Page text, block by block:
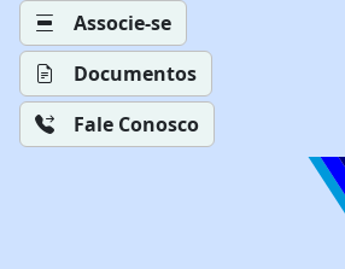
Associe-se
Documentos
Fale Conosco